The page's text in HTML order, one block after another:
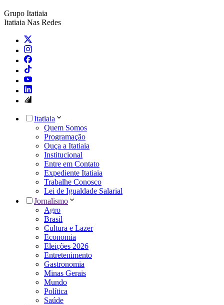
Grupo Itatiaia
Itatiaia Nas Redes
Itatiaia
Quem Somos
Programação
Ouça a Itatiaia
Institucional
Entre em Contato
Expediente Itatiaia
Trabalhe Conosco
Lei de Igualdade Salarial
Jornalismo
Agro
Brasil
Cultura e Lazer
Economia
Eleições 2026
Entretenimento
Gastronomia
Minas Gerais
Mundo
Política
Saúde